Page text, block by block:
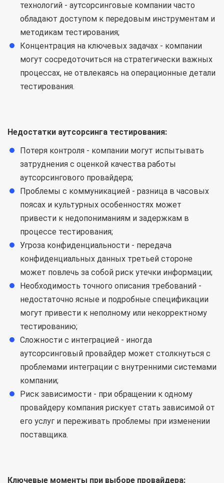
технологий - аутсорсинговые компании часто
обладают доступом к передовым инструментам и
методикам тестирования;
Концентрация на ключевых задачах - компании
могут сосредоточиться на стратегически важных
процессах, не отвлекаясь на операционные детали
тестирования.
Недостатки аутсорсинга тестирования:
Потеря контроля - компании могут испытывать
затруднения с оценкой качества работы
аутсорсингового провайдера;
Проблемы с коммуникацией - разница в часовых
поясах и культурных особенностях может
привести к недопониманиям и задержкам в
процессе тестирования;
Угроза конфиденциальности - передача
конфиденциальных данных третьей стороне
может повлечь за собой риск утечки информации;
Необходимость точного описания требований -
недостаточно ясные и подробные спецификации
могут привести к неполному или некорректному
тестированию;
Сложности с интеграцией - иногда
аутсорсинговый провайдер может столкнуться с
проблемами интеграции с внутренними системами
компании;
Риск зависимости - при обращении к одному
провайдеру компания рискует стать зависимой от
его услуг и переживать проблемы при изменении
поставщика.
Ключевые моменты при выборе провайдера: